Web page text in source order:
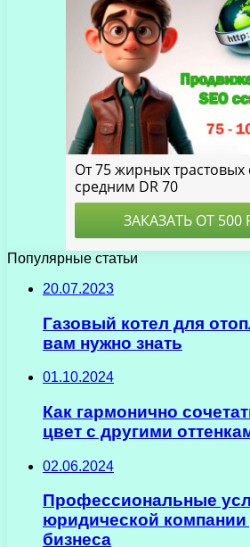
Популярные статьи
20.07.2023
Газовый котел для
вам нужно знать
01.10.2024
Как гармонично
цвет с другими
02.06.2024
Профессиональные
юридической
бизнеса